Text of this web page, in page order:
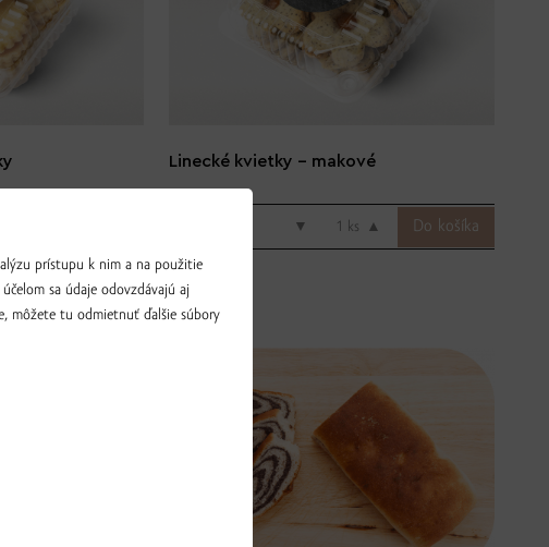
Linecké kvietky - makové
▼ ks ▲
prístupu k nim a na použitie
sa údaje odovzdávajú aj
môžete tu odmietnuť ďalšie súbory